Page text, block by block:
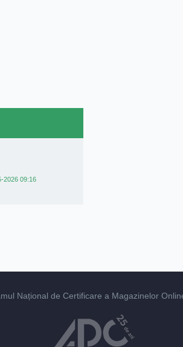
2026 09:16
Național de Certificare a Magazinelor